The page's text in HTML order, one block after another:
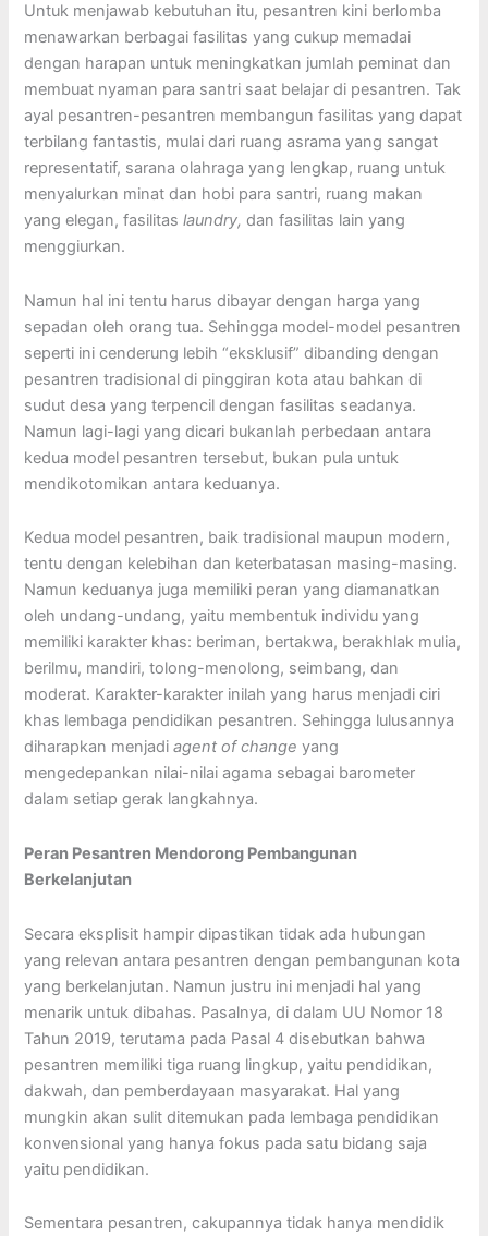
Untuk menjawab kebutuhan itu, pesantren kini berlomba
menawarkan berbagai fasilitas yang cukup memadai
dengan harapan untuk meningkatkan jumlah peminat dan
membuat nyaman para santri saat belajar di pesantren. Tak
ayal pesantren-pesantren membangun fasilitas yang dapat
terbilang fantastis, mulai dari ruang asrama yang sangat
representatif, sarana olahraga yang lengkap, ruang untuk
menyalurkan minat dan hobi para santri, ruang makan
yang elegan, fasilitaslaundry,dan fasilitas lain yang
menggiurkan.
Namun hal ini tentu harus dibayar dengan harga yang
sepadan oleh orang tua. Sehingga model-model pesantren
seperti ini cenderung lebih “eksklusif” dibanding dengan
pesantren tradisional di pinggiran kota atau bahkan di
sudut desa yang terpencil dengan fasilitas seadanya.
Namun lagi-lagi yang dicari bukanlah perbedaan antara
kedua model pesantren tersebut, bukan pula untuk
mendikotomikan antara keduanya.
Kedua model pesantren, baik tradisional maupun modern,
tentu dengan kelebihan dan keterbatasan masing-masing.
Namun keduanya juga memiliki peran yang diamanatkan
oleh undang-undang, yaitu membentuk individu yang
memiliki karakter khas: beriman, bertakwa, berakhlak mulia,
berilmu, mandiri, tolong-menolong, seimbang, dan
moderat. Karakter-karakter inilah yang harus menjadi ciri
khas lembaga pendidikan pesantren. Sehingga lulusannya
diharapkan menjadiagent of changeyang
mengedepankan nilai-nilai agama sebagai barometer
dalam setiap gerak langkahnya.
Peran Pesantren Mendorong Pembangunan
Berkelanjutan
Secara eksplisit hampir dipastikan tidak ada hubungan
yang relevan antara pesantren dengan pembangunan kota
yang berkelanjutan. Namun justru ini menjadi hal yang
menarik untuk dibahas. Pasalnya, di dalam UU Nomor 18
Tahun 2019, terutama pada Pasal 4 disebutkan bahwa
pesantren memiliki tiga ruang lingkup, yaitu pendidikan,
dakwah, dan pemberdayaan masyarakat. Hal yang
mungkin akan sulit ditemukan pada lembaga pendidikan
konvensional yang hanya fokus pada satu bidang saja
yaitu pendidikan.
Sementara pesantren, cakupannya tidak hanya mendidik